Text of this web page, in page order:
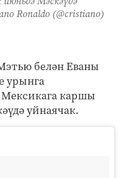
Ronaldo (@cristiano)
белән Еваны
урынга
каршы
уйнаячак.